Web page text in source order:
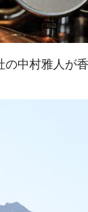
中村雅人が